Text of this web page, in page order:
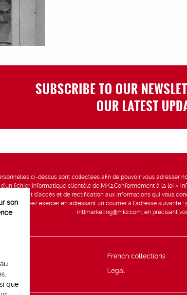
SUBSCRIBE TO OUR
OUR LATEST
ci-dessus sont collectées afin de pouvoir vous adresser
fichier informatique clientèle de MK2.Conformément à la loi «
d’un droit d’accès et de rectification aux informations qui vous
vous pouvez exercer en adressant un courrier à l’adresse suivante
intlmarketing@mk2.com, en précisant
French collections
Legal
son
que